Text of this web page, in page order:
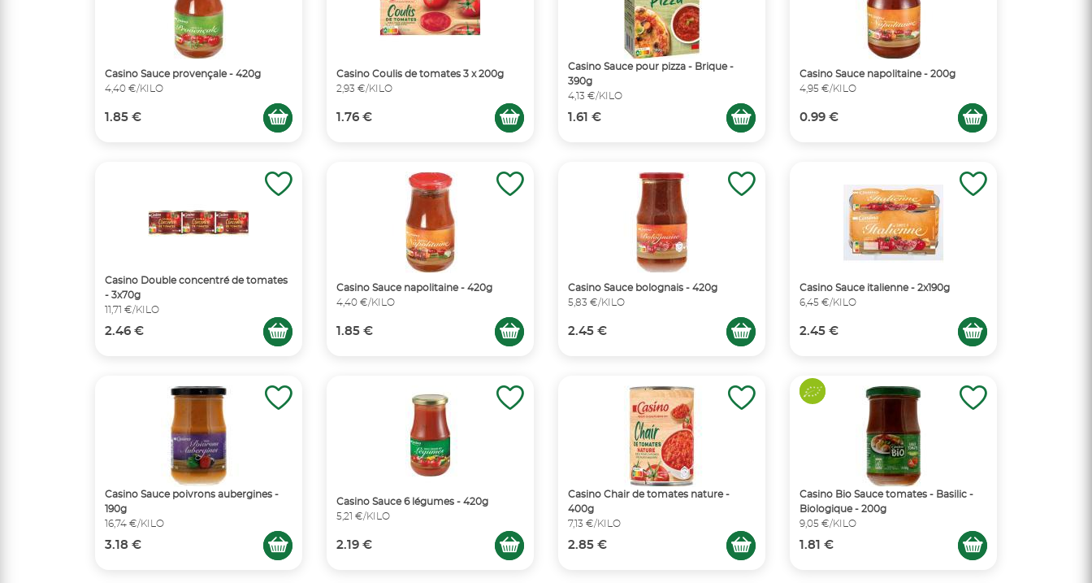
Casino Sauce provençale - 420g
4,40 €/KILO
1.85 €
Casino Coulis de tomates 3 x 200g
2,93 €/KILO
1.76 €
Casino Sauce pour pizza - Brique -
390g
4,13 €/KILO
1.61 €
Casino Sauce napolitaine - 200g
4,95 €/KILO
0.99 €
Casino Double concentré de tomates
- 3x70g
11,71 €/KILO
2.46 €
Casino Sauce napolitaine - 420g
4,40 €/KILO
1.85 €
Casino Sauce bolognais - 420g
5,83 €/KILO
2.45 €
Casino Sauce italienne - 2x190g
6,45 €/KILO
2.45 €
Casino Sauce poivrons aubergines -
190g
16,74 €/KILO
3.18 €
Casino Sauce 6 légumes - 420g
5,21 €/KILO
2.19 €
Casino Chair de tomates nature -
400g
7,13 €/KILO
2.85 €
Casino Bio Sauce tomates - Basilic -
Biologique - 200g
9,05 €/KILO
1.81 €